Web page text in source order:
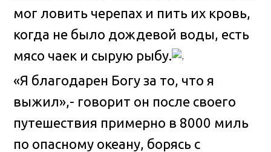
мог ловить черепах и пить их кровь,
когда не было дождевой воды, есть
мясо чаек и сырую рыбу.
«Я благодарен Богу за то, что я
выжил»,- говорит он после своего
путешествия примерно в 8000 миль
по опасному океану, борясь с